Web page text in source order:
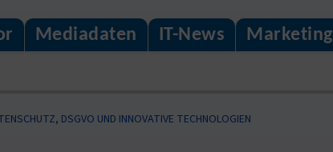
Mediadaten IT-News Marketing
DSGVO UND INNOVATIVE TECHNOLOGIEN